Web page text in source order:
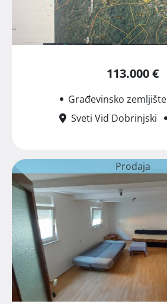
113.000 €
Građevinsko zemljište
Sveti Vid Dobrinjski
Prodaja